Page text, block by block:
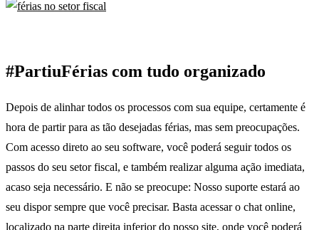
#PartiuFérias com tudo organizado
Depois de alinhar todos os processos com sua equipe, certamente é
hora de partir para as tão desejadas férias, mas sem preocupações.
Com acesso direto ao seu software, você poderá seguir todos os
passos do seu setor fiscal, e também realizar alguma ação imediata,
acaso seja necessário. E não se preocupe: Nosso suporte estará ao
seu dispor sempre que você precisar. Basta acessar o chat online,
localizado na parte direita inferior do nosso site, onde você poderá